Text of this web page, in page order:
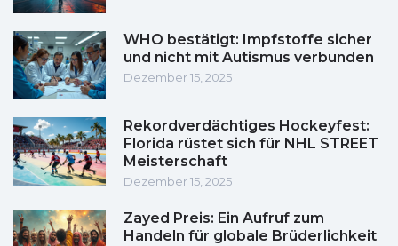
WHO bestätigt: Impfstoffe sicher
und nicht mit Autismus verbunden
Dezember 15, 2025
Rekordverdächtiges Hockeyfest:
Florida rüstet sich für NHL STREET
Meisterschaft
Dezember 15, 2025
Zayed Preis: Ein Aufruf zum
Handeln für globale Brüderlichkeit